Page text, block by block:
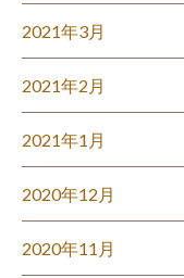
2021年3月
2021年2月
2021年1月
2020年12月
2020年11月